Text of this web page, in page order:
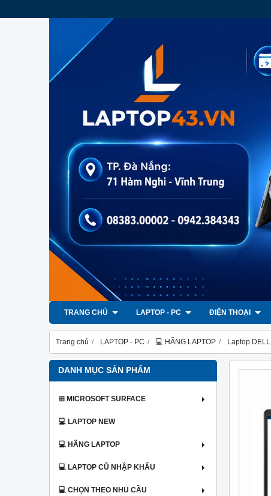
TRANG CHỦ LAPTOP - PC ĐIỆN THOẠI
Trang chủ LAPTOP - PC 💻 HÃNG LAPTOP Laptop DELL
DANH MỤC SẢN PHẨM
⊞ MICROSOFT SURFACE
💻 LAPTOP NEW
💻 HÃNG LAPTOP
💻 LAPTOP CŨ NHẬP KHẨU
💻 CHỌN THEO NHU CẦU